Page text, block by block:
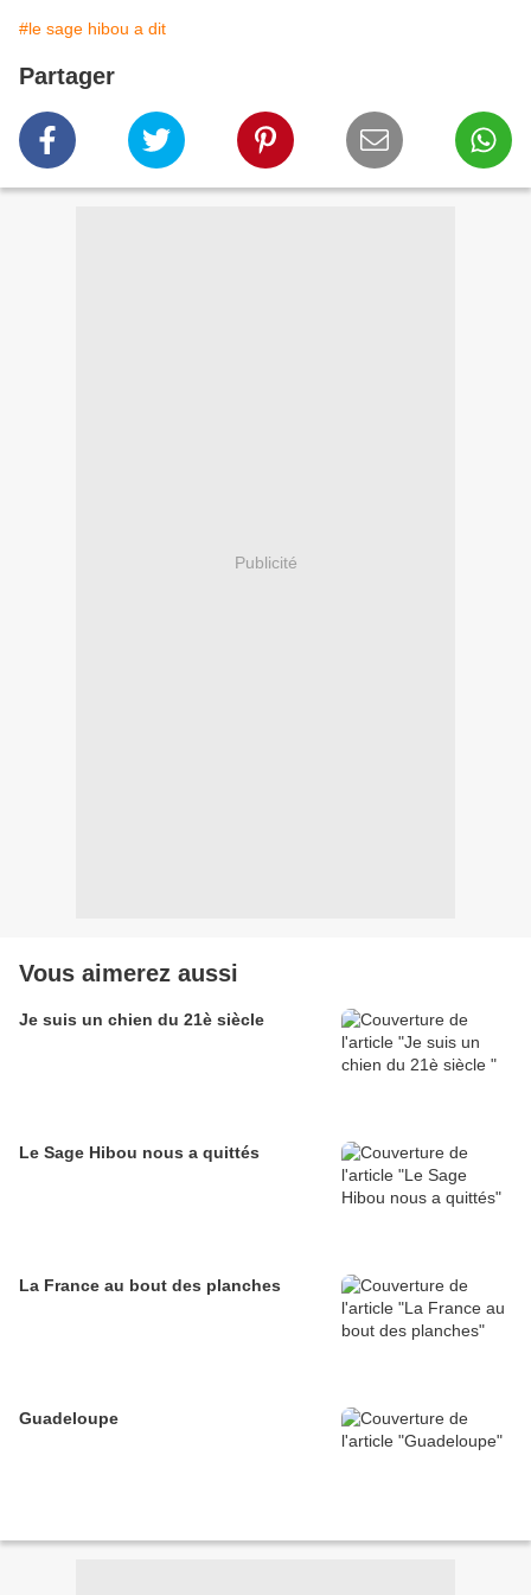
#le sage hibou a dit
Partager
Publicité
Vous aimerez aussi
Je suis un chien du 21è siècle
Le Sage Hibou nous a quittés
La France au bout des planches
Guadeloupe